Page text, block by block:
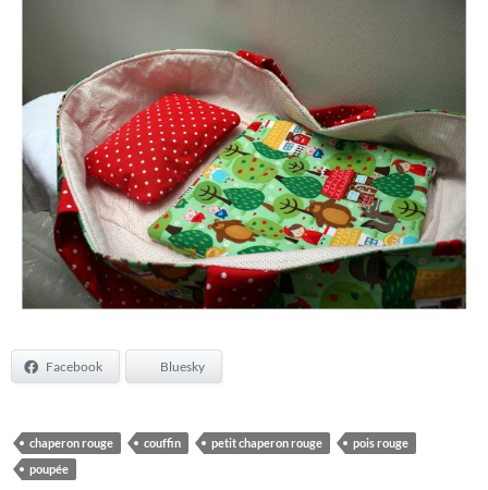
Facebook Bluesky
chaperon rouge couffin petit chaperon rouge
pois rouge
poupée